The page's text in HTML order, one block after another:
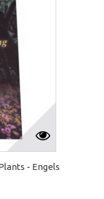
- Engels